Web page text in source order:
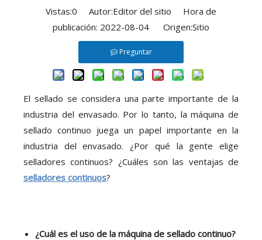
Vistas:0 Autor:Editor del sitio Hora de
publicación: 2022-08-04 Origen:Sitio
Preguntar
El sellado se considera una parte importante de la
industria del envasado. Por lo tanto, la máquina de
sellado continuo juega un papel importante en la
industria del envasado. ¿Por qué la gente elige
selladores continuos? ¿Cuáles son las ventajas de
selladores continuos?
¿Cuál es el uso de la máquina de sellado continuo?